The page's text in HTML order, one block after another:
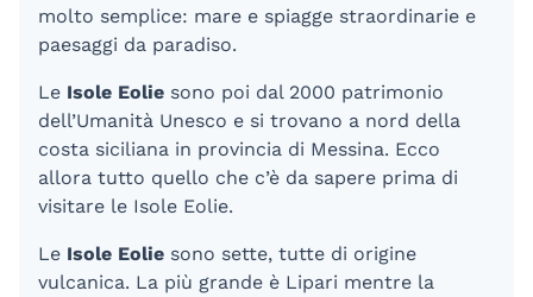
molto semplice: mare e spiagge straordinarie e
paesaggi da paradiso.
Le Isole Eolie sono poi dal 2000 patrimonio
dell’Umanità Unesco e si trovano a nord della
costa siciliana in provincia di Messina. Ecco
allora tutto quello che c’è da sapere prima di
visitare le Isole Eolie.
Le Isole Eolie sono sette, tutte di origine
vulcanica. La più grande è Lipari mentre la